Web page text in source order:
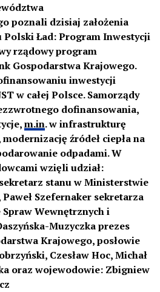
poznali dzisiaj założenia
Polski Ład: Program Inwestycji
rządowy program
Gospodarstwa Krajowego.
inwestycji
w całej Polsce. Samorządy
dofinansowania,
m.in. w infrastrukturę
źródeł ciepła na
odpadami. W
wzięli udział:
stanu w Ministerstwie
Szefernaker sekretarza
Wewnętrznych i
Muzyczka prezes
Krajowego, posłowie
Czesław Hoc, Michał
oraz wojewodowie: Zbigniew